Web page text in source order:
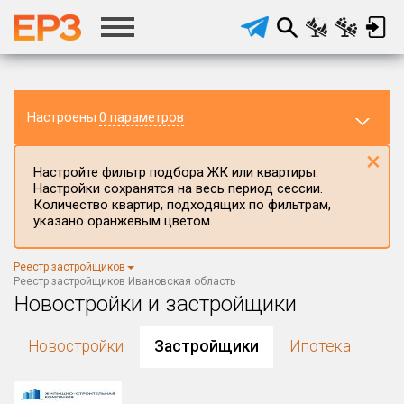
Настроены 0 параметров
Регион ЖК
Ивановская область
Район в регионе
Все
Настройте фильтр подбора ЖК или квартиры.
Настройки сохранятся на весь период сессии.
Количество квартир, подходящих по фильтрам,
указано оранжевым цветом.
×
Реестр застройщиков
Реестр застройщиков Ивановская область
Новостройки и застройщики
Новостройки Застройщики Ипотека